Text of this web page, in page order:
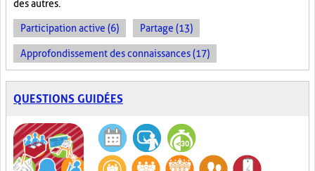
des autres.
Participation active (6) Partage (13)
Approfondissement des connaissances (17)
QUESTIONS GUIDÉES